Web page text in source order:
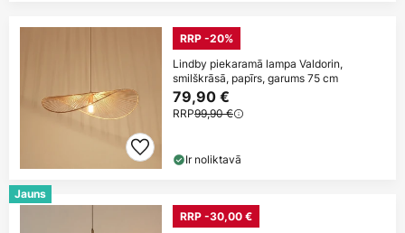
RRP -20%
Lindby piekaramā lampa Valdorin,
smilškrāsā, papīrs, garums 75 cm
79,90 €
RRP99,90 €
Ir noliktavā
Jauns
RRP -30,00 €